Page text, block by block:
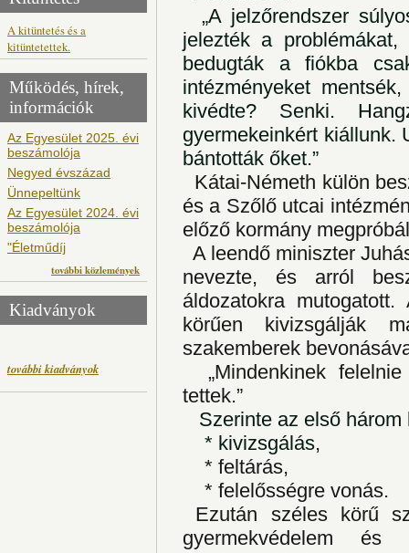
A kitüntetés és a
kitüntetettek.
Működés, hírek,
információk
Az Egyesület 2025. évi
beszámolója
Negyed évszázad
Ünnepeltünk
Az Egyesület 2024. évi
beszámolója
"Életműdíj
további közlemények
Kiadványok
további kiadványok
„A jelzőrendszer
jelezték a
bedugták a fiókba
intézményeket
kivédte? Senki.
gyermekeinkért kiállunk.
bántották őket.”
Kátai-Németh külön
és a Szőlő utcai
előző kormány
A leendő miniszter
nevezte, és arról
áldozatokra
körűen kivizsgálják
szakemberek
„Mindenkinek
tettek.”
Szerinte az első három
* kivizsgálás,
* feltárás,
* felelősségre vonás.
Ezután széles körű
gyermekvédelem